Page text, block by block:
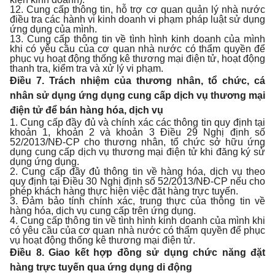
12. Cung cấp thông tin, hỗ trợ cơ quan quản lý nhà nước
điều tra các hành vi kinh doanh vi phạm pháp luật sử dụng
ứng dụng của mình.
13. Cung cấp thông tin về tình hình kinh doanh của mình
khi có yêu cầu của cơ quan nhà nước có thẩm quyền để
phục vụ hoạt động thống kê thương mại điện tử, hoạt động
thanh tra, kiểm tra và xử lý vi phạm.
Điều 7. Trách nhiệm của thương nhân, tổ chức, cá
nhân sử dụng ứng dụng cung cấp dịch vụ thương mại
điện tử để bán hàng hóa, dịch vụ
1. Cung cấp đầy đủ và chính xác các thông tin quy định tại
khoản 1, khoản 2 và khoản 3 Điều 29 Nghị định số
52/2013/NĐ-CP cho thương nhân, tổ chức sở hữu ứng
dụng cung cấp dịch vụ thương mại điện tử khi đăng ký sử
dụng ứng dụng.
2. Cung cấp đầy đủ thông tin về hàng hóa, dịch vụ theo
quy định tại Điều 30 Nghị định số 52/2013/NĐ-CP nếu cho
phép khách hàng thực hiện việc đặt hàng trực tuyến.
3. Đảm bảo tính chính xác, trung thực của thông tin về
hàng hóa, dịch vụ cung cấp trên ứng dụng.
4. Cung cấp thông tin về tình hình kinh doanh của mình khi
có yêu cầu của cơ quan nhà nước có thẩm quyền để phục
vụ hoạt động thống kê thương mại điện tử.
Điều 8. Giao kết hợp đồng sử dụng chức năng đặt
hàng trực tuyến qua ứng dụng di động